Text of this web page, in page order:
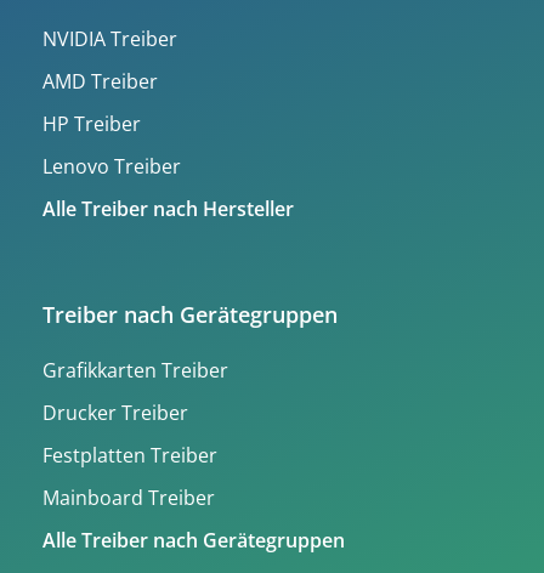
NVIDIA Treiber
AMD Treiber
HP Treiber
Lenovo Treiber
Alle Treiber nach Hersteller
Treiber nach Gerätegruppen
Grafikkarten Treiber
Drucker Treiber
Festplatten Treiber
Mainboard Treiber
Alle Treiber nach Gerätegruppen